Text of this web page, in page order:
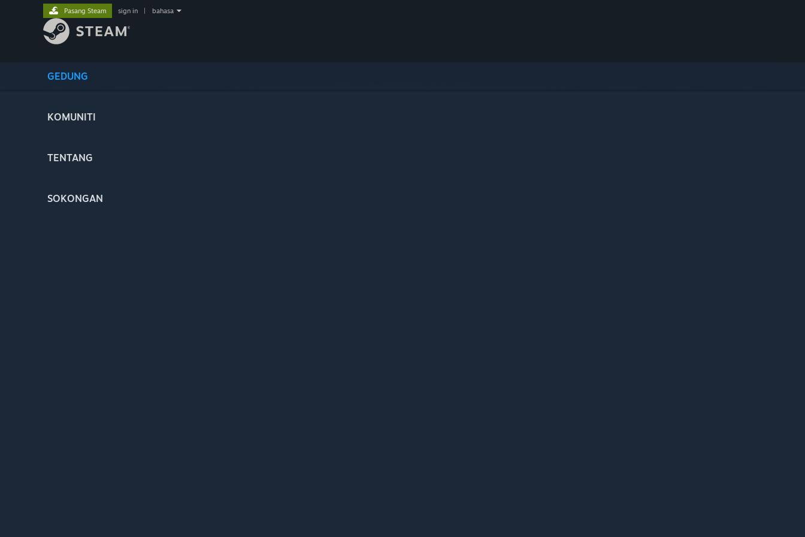
GEDUNG
KOMUNITI
TENTANG
SOKONGAN
Pasang Steam sign in bahasa